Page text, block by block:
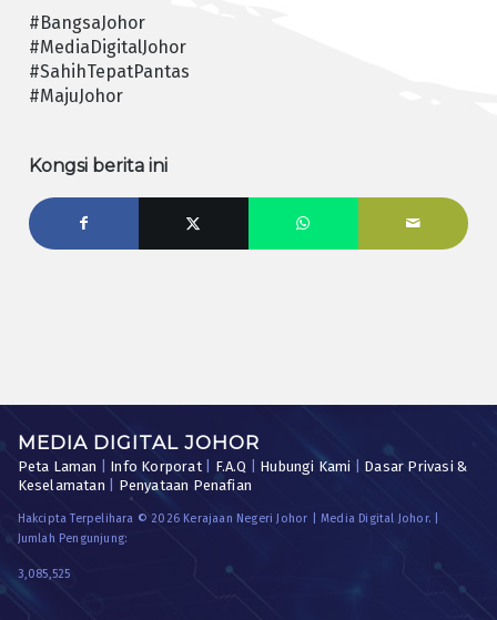
#BangsaJohor
#MediaDigitalJohor
#SahihTepatPantas
#MajuJohor
Kongsi berita ini
MEDIA DIGITAL JOHOR
Peta Laman Info Korporat| F.A.Q Hubungi Kami
Dasar Privasi &
Keselamatan
Penyataan Penafian
Hakcipta Terpelihara © 2026 Kerajaan Negeri Johor | Media Digital Johor. |
Jumlah Pengunjung:
3,085,525